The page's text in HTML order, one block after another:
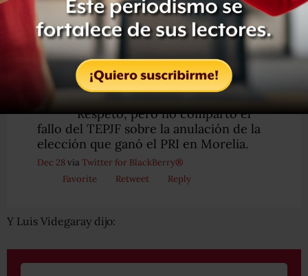
En su cuenta de Twitter, Peña Nieto comentó:
@EPN
Respeto, pero no comparto el
fallo del TEPJF sobre la anulación de la
elección que ganó el PRI en Morelia.
Dec 28via Twitter for BlackBerry®
Favorite
Retweet Reply
Y Luis Videgaray dijo: